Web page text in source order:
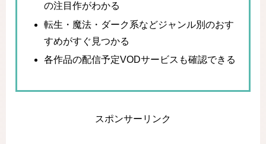
の注目作がわかる
転生・魔法・ダーク系などジャンル別のおす
すめがすぐ見つかる
各作品の配信予定VODサービスも確認できる
スポンサーリンク